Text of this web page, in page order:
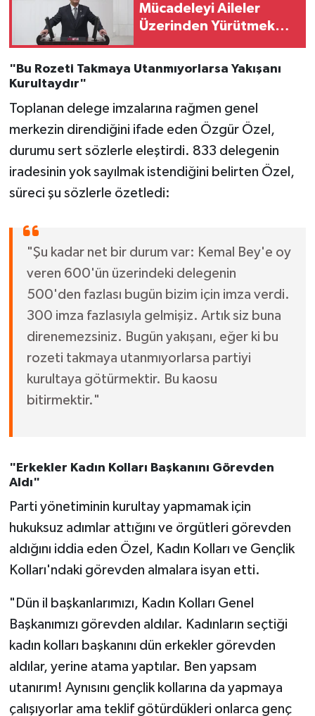
Mücadeleyi Aileler
Üzerinden Yürütmek
"Bu Rozeti Takmaya Utanmıyorlarsa Yakışanı
Kurultaydır"
Toplanan delege imzalarına rağmen genel
merkezin direndiğini ifade eden Özgür Özel,
durumu sert sözlerle eleştirdi. 833 delegenin
iradesinin yok sayılmak istendiğini belirten Özel,
süreci şu sözlerle özetledi:
"Şu kadar net bir durum var: Kemal Bey'e oy
veren 600'ün üzerindeki delegenin
500'den fazlası bugün bizim için imza verdi.
300 imza fazlasıyla gelmişiz. Artık siz buna
direnemezsiniz. Bugün yakışanı, eğer ki bu
rozeti takmaya utanmıyorlarsa partiyi
kurultaya götürmektir. Bu kaosu
bitirmektir."
"Erkekler Kadın Kolları Başkanını Görevden
Aldı"
Parti yönetiminin kurultay yapmamak için
hukuksuz adımlar attığını ve örgütleri görevden
aldığını iddia eden Özel, Kadın Kolları ve Gençlik
Kolları'ndaki görevden almalara isyan etti.
"Dün il başkanlarımızı, Kadın Kolları Genel
Başkanımızı görevden aldılar. Kadınların seçtiği
kadın kolları başkanını dün erkekler görevden
aldılar, yerine atama yaptılar. Ben yapsam
utanırım! Aynısını gençlik kollarına da yapmaya
çalışıyorlar ama teklif götürdükleri onlarca genç